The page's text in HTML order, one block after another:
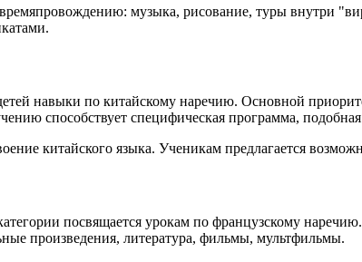
музыка, рисование, туры внутри
навыки по китайскому наречию. Основной
способствует специфическая программа,
китайского языка. Ученикам предлагается
посвящается урокам по французскому
произведения, литература, фильмы, мультфильмы.